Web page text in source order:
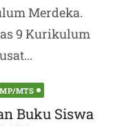
Merdeka.
9 Kurikulum
MTS
Buku Siswa